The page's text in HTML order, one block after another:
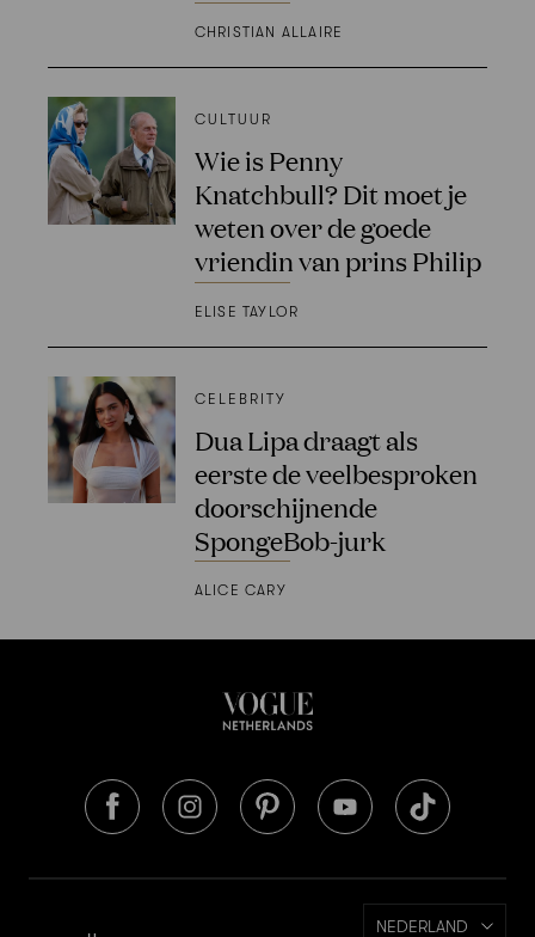
CHRISTIAN ALLAIRE
CULTUUR
Wie is Penny
Knatchbull? Dit moet je
weten over de goede
vriendin van prins Philip
ELISE TAYLOR
CELEBRITY
Dua Lipa draagt als
eerste de veelbesproken
doorschijnende
SpongeBob-jurk
ALICE CARY
NEDERLAND